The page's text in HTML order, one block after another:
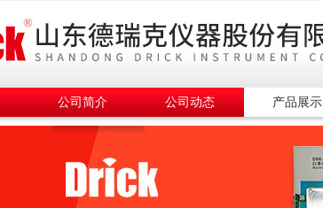
公司简介 公司动态 产品展示